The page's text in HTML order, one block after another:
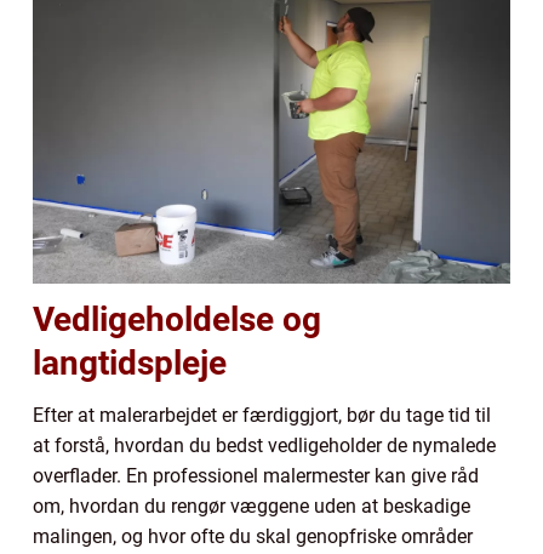
Vedligeholdelse og
langtidspleje
Efter at malerarbejdet er færdiggjort, bør du tage tid til
at forstå, hvordan du bedst vedligeholder de nymalede
overflader. En professionel malermester kan give råd
om, hvordan du rengør væggene uden at beskadige
malingen, og hvor ofte du skal genopfriske områder